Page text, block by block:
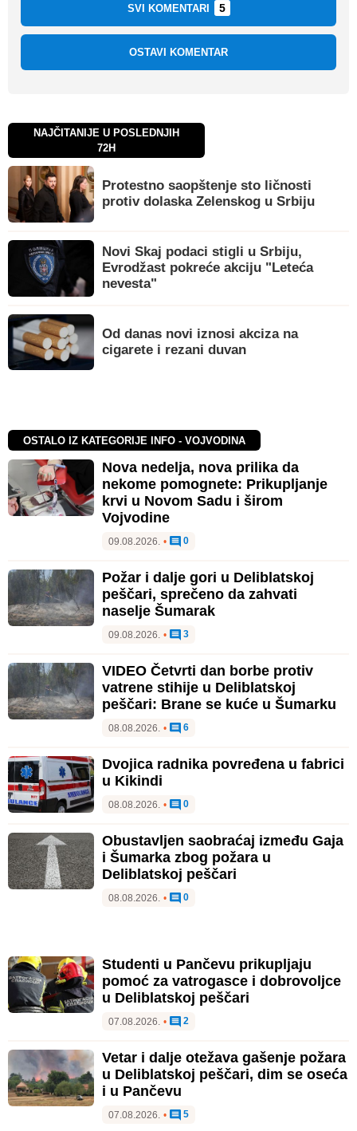
SVI KOMENTARI 5
OSTAVI KOMENTAR
NAJČITANIJE U POSLEDNJIH
72H
Protestno saopštenje sto ličnosti
protiv dolaska Zelenskog u Srbiju
Novi Skaj podaci stigli u Srbiju,
Evrodžast pokreće akciju "Leteća
nevesta"
Od danas novi iznosi akciza na
cigarete i rezani duvan
OSTALO IZ KATEGORIJE INFO - VOJVODINA
Nova nedelja, nova prilika da
nekome pomognete: Prikupljanje
krvi u Novom Sadu i širom
Vojvodine
09.08.2026. • 0
Požar i dalje gori u Deliblatskoj
peščari, sprečeno da zahvati
naselje Šumarak
09.08.2026. • 3
VIDEO Četvrti dan borbe protiv
vatrene stihije u Deliblatskoj
peščari: Brane se kuće u Šumarku
08.08.2026. • 6
Dvojica radnika povređena u fabrici
u Kikindi
08.08.2026. • 0
Obustavljen saobraćaj između Gaja
i Šumarka zbog požara u
Deliblatskoj peščari
08.08.2026. • 0
Studenti u Pančevu prikupljaju
pomoć za vatrogasce i dobrovoljce
u Deliblatskoj peščari
07.08.2026. • 2
Vetar i dalje otežava gašenje požara
u Deliblatskoj peščari, dim se oseća
i u Pančevu
07.08.2026. • 5